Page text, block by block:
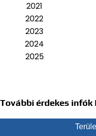
2021
2022
2023
2024
2025
További érdekes